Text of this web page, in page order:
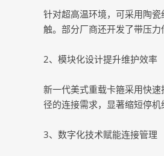
针对超高温环境，可采用陶
触。部分厂商还开发了带压力
2、模块化设计提升维护效率
新一代美式重载卡箍采用快
径的连接需求，显著缩短停机
3、数字化技术赋能连接管理